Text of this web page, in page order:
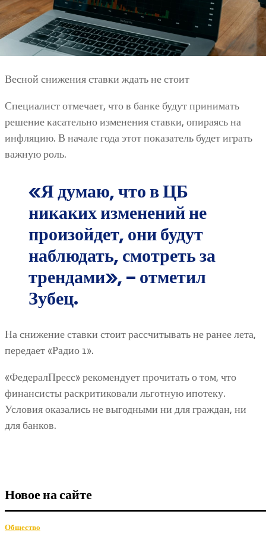
Весной снижения ставки ждать не стоит
Специалист отмечает, что в банке будут принимать
решение касательно изменения ставки, опираясь на
инфляцию. В начале года этот показатель будет играть
важную роль.
«Я думаю, что в ЦБ
никаких изменений не
произойдет, они будут
наблюдать, смотреть за
трендами», – отметил
Зубец.
На снижение ставки стоит рассчитывать не ранее лета,
передает «Радио 1».
«ФедералПресс» рекомендует прочитать о том, что
финансисты раскритиковали льготную ипотеку.
Условия оказались не выгодными ни для граждан, ни
для банков.
Новое на сайте
Общество